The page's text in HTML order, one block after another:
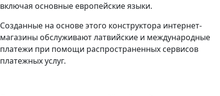
включая основные европейские языки.
Созданные на основе этого конструктора интернет-
магазины обслуживают латвийские и международные
платежи при помощи распространенных сервисов
платежных услуг.